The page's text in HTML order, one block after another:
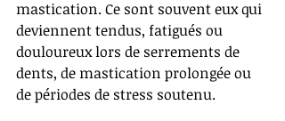
mastication. Ce sont souvent eux qui
deviennent tendus, fatigués ou
douloureux lors de serrements de
dents, de mastication prolongée ou
de périodes de stress soutenu.